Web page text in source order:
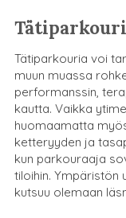
Tätiparkouria voi
muun muassa
performanssin,
kautta. Vaikka
huomaamatta
ketteryyden ja
kun parkouraaja
tiloihin. Ympäristön
kutsuu olemaan